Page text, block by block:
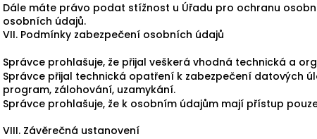
Dále máte právo podat stížnost u Úřadu pro ochranu
osobních údajů.
VII. Podmínky zabezpečení osobních údajů
Správce prohlašuje, že přijal veškerá vhodná technická a
Správce přijal technická opatření k zabezpečení datových
program, zálohování, uzamykání.
Správce prohlašuje, že k osobním údajům mají přístup
VIII. Závěrečná ustanovení